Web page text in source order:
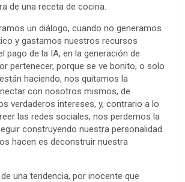
de una receta de cocina.
un diálogo, cuando no generamos
y gastamos nuestros recursos
pago de la IA, en la generación de
pertenecer, porque se ve bonito, o solo
haciendo, nos quitamos la
con nosotros mismos, de
verdaderos intereses, y, contrario a lo
las redes sociales, nos perdemos la
construyendo nuestra personalidad.
hacen es deconstruir nuestra
una tendencia, por inocente que